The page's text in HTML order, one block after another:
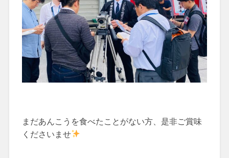
まだあんこうを食べたことがない方、是非ご賞味
くださいませ